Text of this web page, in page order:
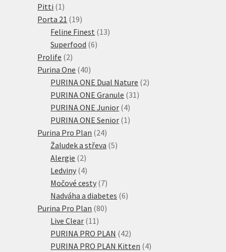
Pitti 1 1
produkt
Porta 21 1919
produktů
Feline Finest 1313
Superfood 66
Prolife 22
produkty
Purina One 4040
produktů
PURINA ONE Dual Nature 22
PURINA ONE Granule 31 31
PURINA ONE Junior 44
produkty
PURINA ONE Senior 1 1
Purina Pro Plan 2424
produktů
Žaludek a střeva 55
Alergie 22
produkty
Ledviny 44
produkty
Močové cesty 77
produktů
Nadváha a diabetes 66
Purina Pro Plan 8080
Live Clear 11 11
produktů
PURINA PRO PLAN 4242
produktů
PURINA PRO PLAN Kitten 44